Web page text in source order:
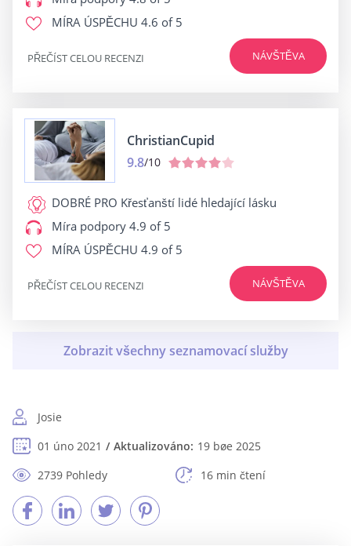
MÍRA ÚSPĚCHU 4.6 of 5
NÁVŠTĚVA
PŘEČÍST CELOU RECENZI
ChristianCupid
9.8/10
DOBRÉ PRO Křesťanští lidé hledající lásku
Míra podpory 4.9 of 5
MÍRA ÚSPĚCHU 4.9 of 5
NÁVŠTĚVA
PŘEČÍST CELOU RECENZI
Josie
01 úno 2021
Aktualizováno: 19 bøe 2025
2739 Pohledy
16 min čtení